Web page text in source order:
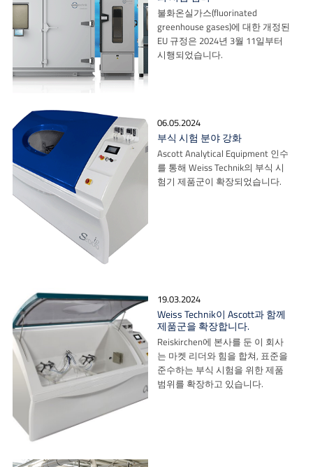
불화온실가스(fluorinated
greenhouse gases)에 대한 개정된
EU 규정은 2024년 3월 11일부터
시행되었습니다.
06.05.2024
부식 시험 분야 강화
Ascott Analytical Equipment 인수
를 통해 Weiss Technik의 부식 시
험기 제품군이 확장되었습니다.
19.03.2024
Weiss Technik이 Ascott과 함께
제품군을 확장합니다.
Reiskirchen에 본사를 둔 이 회사
는 마켓 리더와 힘을 합쳐, 표준을
준수하는 부식 시험을 위한 제품
범위를 확장하고 있습니다.